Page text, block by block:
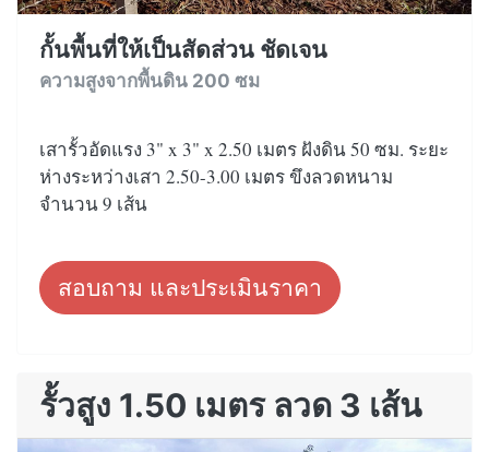
กั้นพื้นที่ให้เป็นสัดส่วน ชัดเจน
ความสูงจากพื้นดิน 200 ซม
เสารั้วอัดแรง 3" x 3" x 2.50 เมตร ฝังดิน 50 ซม. ระยะ
ห่างระหว่างเสา 2.50-3.00 เมตร ขึงลวดหนาม
จำนวน 9 เส้น
สอบถาม และประเมินราคา
รั้วสูง 1.50 เมตร ลวด 3 เส้น